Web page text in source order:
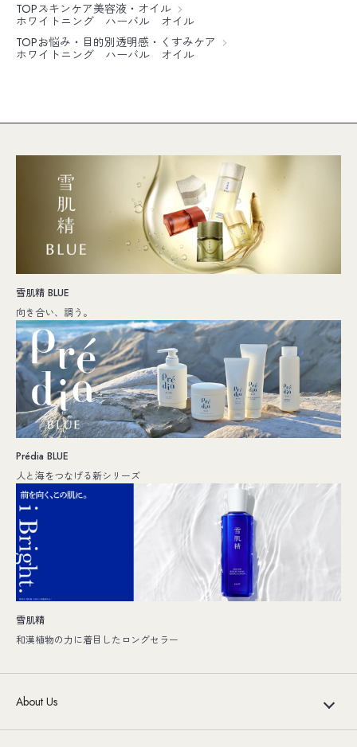
TOPスキンケア美容液・オイル
ホワイトニング ハーバル オイル
TOPお悩み・目的別透明感・くすみケア
ホワイトニング ハーバル オイル
雪肌精 BLUE
向き合い、調う。
Prédia BLUE
人と海をつなげる新シリーズ
雪肌精
和漢植物の力に着目したロングセラー
About Us